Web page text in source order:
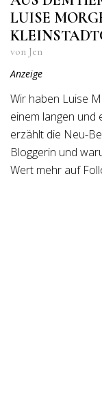
LUISE
von Jen
Anzeige
Wir haben Luise
einem langen und
erzählt die Neu-
Bloggerin und
Wert mehr auf